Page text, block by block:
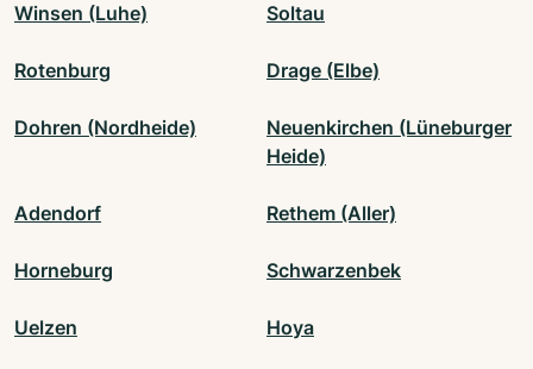
Winsen (Luhe) Soltau
Rotenburg Drage (Elbe)
Dohren (Nordheide)
Neuenkirchen (Lüneburger
Heide)
Adendorf Rethem (Aller)
Horneburg Schwarzenbek
Uelzen Hoya